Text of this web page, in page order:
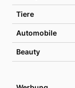
Tiere
Automobile
Beauty